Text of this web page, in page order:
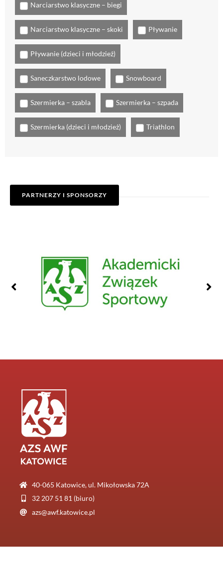
Narciarstwo klasyczne – biegi
Narciarstwo klasyczne – skoki Pływanie
Pływanie (dzieci i młodzież)
Saneczkarstwo lodowe Snowboard
Szermierka – szabla Szermierka – szpada
Szermierka (dzieci i młodzież) Triathlon
PARTNERZY I SPONSORZY
40-065 Katowice, ul. Mikołowska 72A
32 207 51 81 (biuro)
azs@awf.katowice.pl